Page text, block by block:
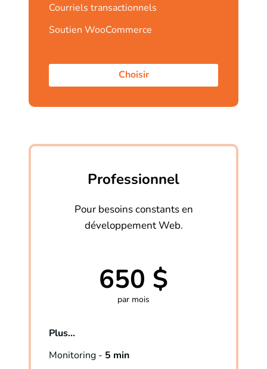
Courriels transactionnels
Soutien WooCommerce
Choisir
Professionnel
Pour besoins constants en
développement Web.
650 $
par mois
Plus...
Monitoring - 5 min